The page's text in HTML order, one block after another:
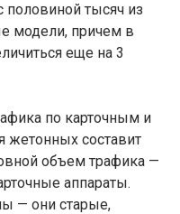
половиной тысяч из
модели, причем в
еще на 3
по карточным и
жетонных составит
объем трафика —
аппараты.
— они старые,